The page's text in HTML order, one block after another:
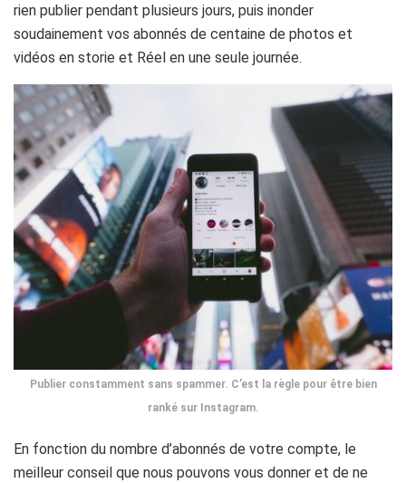
rien publier pendant plusieurs jours, puis inonder
soudainement vos abonnés de centaine de photos et
vidéos en storie et Réel en une seule journée.
Publier constamment sans spammer. C’est la règle pour être bien
ranké sur Instagram.
En fonction du nombre d’abonnés de votre compte, le
meilleur conseil que nous pouvons vous donner et de ne